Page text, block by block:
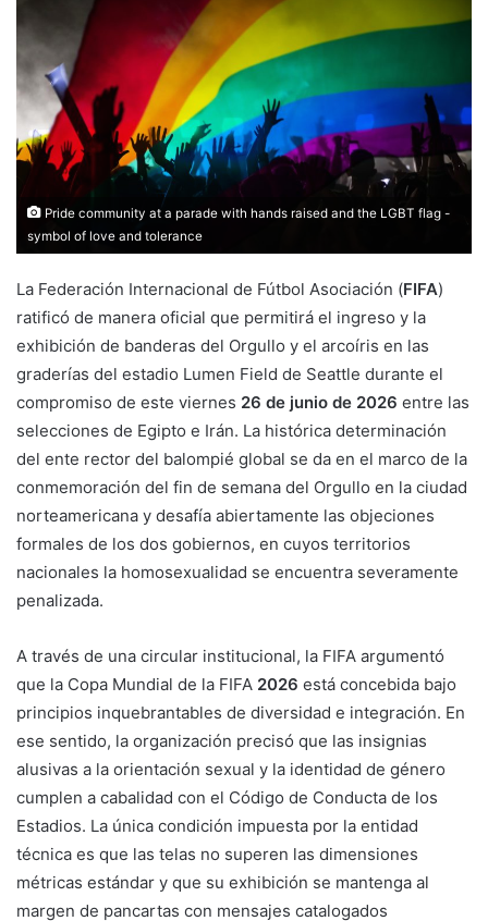
Pride community at a parade with hands raised and the LGBT flag -
symbol of love and tolerance
La Federación Internacional de Fútbol Asociación (FIFA)
ratificó de manera oficial que permitirá el ingreso y la
exhibición de banderas del Orgullo y el arcoíris en las
graderías del estadio Lumen Field de Seattle durante el
compromiso de este viernes 26 de junio de 2026 entre las
selecciones de Egipto e Irán. La histórica determinación
del ente rector del balompié global se da en el marco de la
conmemoración del fin de semana del Orgullo en la ciudad
norteamericana y desafía abiertamente las objeciones
formales de los dos gobiernos, en cuyos territorios
nacionales la homosexualidad se encuentra severamente
penalizada.
A través de una circular institucional, la FIFA argumentó
que la Copa Mundial de la FIFA 2026 está concebida bajo
principios inquebrantables de diversidad e integración. En
ese sentido, la organización precisó que las insignias
alusivas a la orientación sexual y la identidad de género
cumplen a cabalidad con el Código de Conducta de los
Estadios. La única condición impuesta por la entidad
técnica es que las telas no superen las dimensiones
métricas estándar y que su exhibición se mantenga al
margen de pancartas con mensajes catalogados